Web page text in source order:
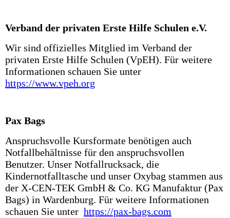
Verband der privaten Erste Hilfe Schulen e.V.
Wir sind offizielles Mitglied im Verband der
privaten Erste Hilfe Schulen (VpEH). Für weitere
Informationen schauen Sie unter
https://www.vpeh.org
Pax Bags
Anspruchsvolle Kursformate benötigen auch
Notfallbehältnisse für den anspruchsvollen
Benutzer. Unser Notfallrucksack, die
Kindernotfalltasche und unser Oxybag stammen aus
der X-CEN-TEK GmbH & Co. KG Manufaktur (Pax
Bags) in Wardenburg. Für weitere Informationen
schauen Sie unter https://pax-bags.com